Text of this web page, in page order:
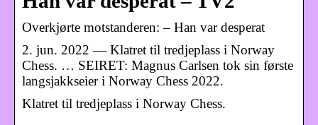
Overkjørte motstanderen: – Han var desperat
2. jun. 2022 — Klatret til tredjeplass i Norway
Chess. … SEIRET: Magnus Carlsen tok sin første
langsjakkseier i Norway Chess 2022.
Klatret til tredjeplass i Norway Chess.